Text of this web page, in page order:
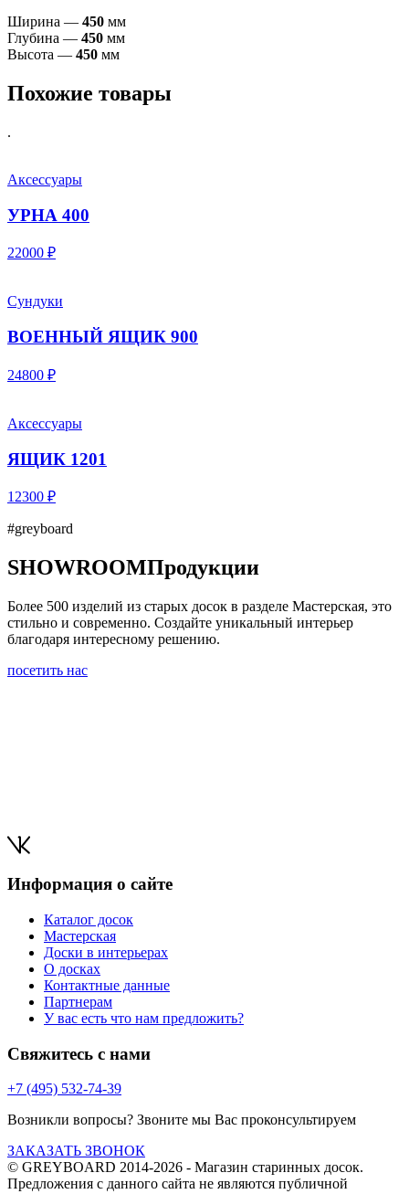
Ширина — 450 мм
Глубина — 450 мм
Высота — 450 мм
Похожие товары
.
Аксессуары
УРНА 400
22000 ₽
Сундуки
ВОЕННЫЙ ЯЩИК 900
24800 ₽
Аксессуары
ЯЩИК 1201
12300 ₽
#greyboard
SHOWROOMПродукции
Более 500 изделий из старых досок в разделе Мастерская, это
стильно и современно. Создайте уникальный интерьер
благодаря интересному решению.
посетить нас
Информация о сайте
Каталог досок
Мастерская
Доски в интерьерах
О досках
Контактные данные
Партнерам
У вас есть что нам предложить?
Свяжитесь с нами
+7 (495) 532-74-39
Возникли вопросы? Звоните мы Вас проконсультируем
ЗАКАЗАТЬ ЗВОНОК
© GREYBOARD 2014-2026 - Магазин старинных досок.
Предложения с данного сайта не являются публичной